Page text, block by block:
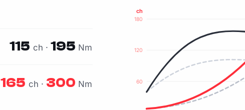
115 ch · 195 Nm
165 ch · 300 Nm 60
120
180
ch